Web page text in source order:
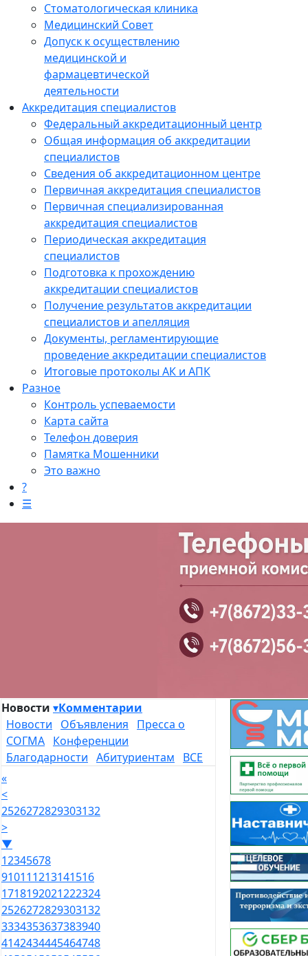
Стоматологическая клиника
Медицинский Совет
Допуск к осуществлению
медицинской и
фармацевтической
деятельности
Аккредитация специалистов
Федеральный аккредитационный центр
Общая информация об аккредитации
специалистов
Сведения об аккредитационном центре
Первичная аккредитация специалистов
Первичная специализированная
аккредитация специалистов
Периодическая аккредитация
специалистов
Подготовка к прохождению
аккредитации специалистов
Получение результатов аккредитации
специалистов и апелляция
Документы, регламентирующие
проведение аккредитации специалистов
Итоговые протоколы АК и АПК
Разное
Контроль успеваемости
Карта сайта
Телефон доверия
Памятка Мошенники
Это важно
?
☰
Новости ▾Комментарии
Новости
Объявления
Пресса о
СОГМА Конференции
Благодарности Абитуриентам
ВСЕ
«
<
2526272829303132
>
▼
12345678
910111213141516
1718192021222324
2526272829303132
3334353637383940
4142434445464748